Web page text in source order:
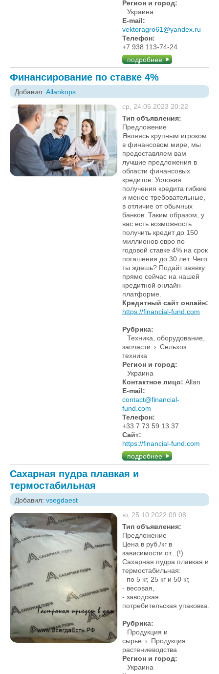
Регион и город:
Украина
E-mail:
vektoragro61@yandex.ru
Телефон:
+7 938 113-74-24
подробнее
Финансирование по ставке 4%
Добавил: Allankops
ср, 24.05.2023 20:22
Тип объявления:
Предложение
Являясь крупным игроком
в финансовом мире, мы
предоставляем вам
лучшие предложения в
области финансовых
кредитов. Условия
получения кредита гибкие
и менее требовательные,
в отличие от обычных
банков. Таким образом, у
вас есть возможность
получить кредит до 150
миллионов евро по
годовой ставке 4% на срок
погашения до 30 лет. Чего
ты ждешь? Подайт заявку
прямо сейчас на нашей
кредитной онлайн-
платформе.
Кредитный сайт онлайн:
https://financial-fund.com
Рубрика:
Техника, оборудование,
запчасти › Сельхоз
техника
Регион и город:
Украина
Контактное лицо: Allan
E-mail:
contact@financial-
fund.com
Телефон:
+33 7 73 59 13 37
Сайт:
https://financial-fund.com
подробнее
Сахарная пудра плавкая и
термостабильная
Добавил: vsegdaest
вт, 25.10.2022 09:08
Тип объявления:
Предложение
Цена в руб./кг в
зависимости от...(!)
Сахарная пудра плавкая и
термостабильная:
- по 5 кг, 25 кг и 50 кг,
- весовая,
- заводская
потребительская упаковка.
Рубрика:
Продукция и
сырье › Продукция
растениеводства
Регион и город:
Украина